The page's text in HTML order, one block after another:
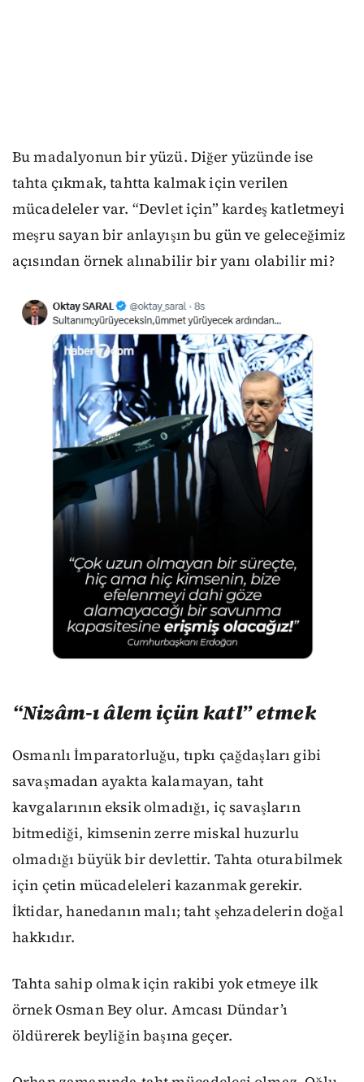
Bu madalyonun bir yüzü. Diğer yüzünde ise
tahta çıkmak, tahtta kalmak için verilen
mücadeleler var. “Devlet için” kardeş katletmeyi
meşru sayan bir anlayışın bu gün ve geleceğimiz
açısından örnek alınabilir bir yanı olabilir mi?
“Nizâm-ı âlem içün katl” etmek
Osmanlı İmparatorluğu, tıpkı çağdaşları gibi
savaşmadan ayakta kalamayan, taht
kavgalarının eksik olmadığı, iç savaşların
bitmediği, kimsenin zerre miskal huzurlu
olmadığı büyük bir devlettir. Tahta oturabilmek
için çetin mücadeleleri kazanmak gerekir.
İktidar, hanedanın malı; taht şehzadelerin doğal
hakkıdır.
Tahta sahip olmak için rakibi yok etmeye ilk
örnek Osman Bey olur. Amcası Dündar’ı
öldürerek beyliğin başına geçer.